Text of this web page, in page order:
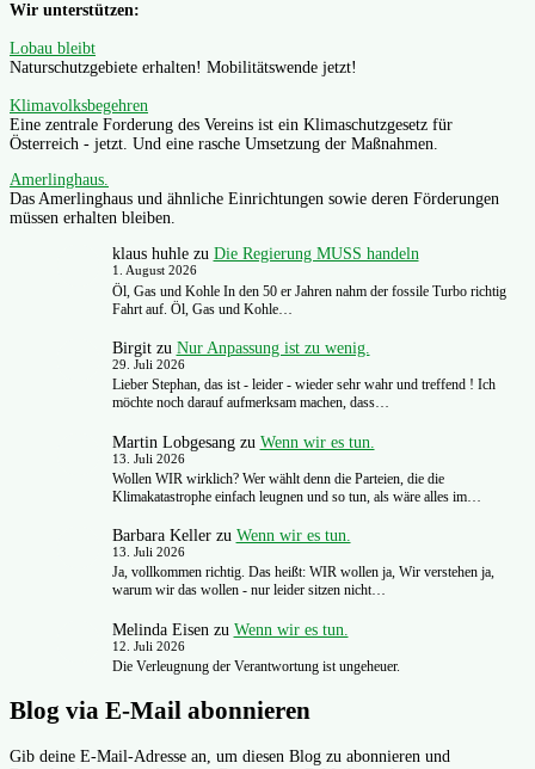
Wir unterstützen:
Lobau bleibt
Naturschutzgebiete erhalten! Mobilitätswende jetzt!
Klimavolksbegehren
Eine zentrale Forderung des Vereins ist ein Klimaschutzgesetz für
Österreich - jetzt. Und eine rasche Umsetzung der Maßnahmen.
Amerlinghaus.
Das Amerlinghaus und ähnliche Einrichtungen sowie deren Förderungen
müssen erhalten bleiben.
klaus huhlezu Die Regierung MUSS handeln
1. August 2026
Öl, Gas und Kohle In den 50 er Jahren nahm der fossile Turbo richtig
Fahrt auf. Öl, Gas und Kohle…
Birgitzu Nur Anpassung ist zu wenig.
29. Juli 2026
Lieber Stephan, das ist - leider - wieder sehr wahr und treffend ! Ich
möchte noch darauf aufmerksam machen, dass…
Martin Lobgesangzu Wenn wir es tun.
13. Juli 2026
Wollen WIR wirklich? Wer wählt denn die Parteien, die die
Klimakatastrophe einfach leugnen und so tun, als wäre alles im…
Barbara Kellerzu Wenn wir es tun.
13. Juli 2026
Ja, vollkommen richtig. Das heißt: WIR wollen ja, Wir verstehen ja,
warum wir das wollen - nur leider sitzen nicht…
Melinda Eisen zu Wenn wir es tun.
12. Juli 2026
Die Verleugnung der Verantwortung ist ungeheuer.
Blog via E-Mail abonnieren
Gib deine E-Mail-Adresse an, um diesen Blog zu abonnieren und